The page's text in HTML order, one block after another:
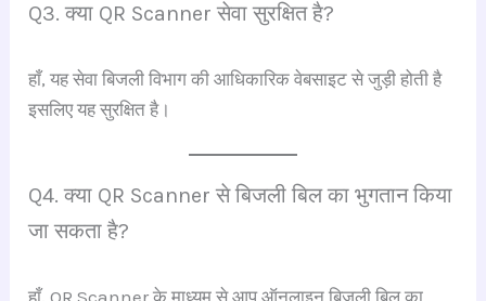
Q3. क्या QR Scanner सेवा सुरक्षित है?
हाँ, यह सेवा बिजली विभाग की आधिकारिक वेबसाइट से जुड़ी होती है
इसलिए यह सुरक्षित है।
Q4. क्या QR Scanner से बिजली बिल का भुगतान किया
जा सकता है?